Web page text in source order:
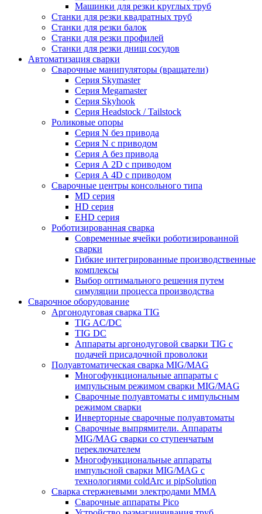
Машинки для резки круглых труб
Станки для резки квадратных труб
Станки для резки балок
Станки для резки профилей
Станки для резки днищ сосудов
Автоматизация сварки
Сварочные манипуляторы (вращатели)
Серия Skymaster
Серия Megamaster
Серия Skyhook
Серия Headstock / Tailstock
Роликовые опоры
Серия N без привода
Серия N с приводом
Серия A без привода
Серия А 2D с приводом
Серия А 4D с приводом
Сварочные центры консольного типа
MD серия
HD серия
EHD серия
Роботизированная сварка
Современные ячейки роботизированной
сварки
Гибкие интегрированные производственные
комплексы
Выбор оптимального решения путем
симуляции процесса производства
Сварочное оборудование
Аргонодуговая сварка TIG
TIG AC/DC
TIG DC
Аппараты аргонодуговой сварки TIG с
подачей присадочной проволоки
Полуавтоматическая сварка MIG/MAG
Многофункциональные аппараты с
импульсным режимом сварки MIG/MAG
Сварочные полуавтоматы с импульсным
режимом сварки
Инверторные сварочные полуавтоматы
Сварочные выпрямители. Аппараты
MIG/MAG сварки со ступенчатым
переключателем
Многофункциональные аппараты
импульсной сварки MIG/MAG с
технологиями coldArc и pipSolution
Сварка стержневыми электродами MMA
Сварочные аппараты Pico